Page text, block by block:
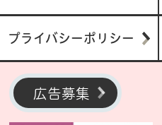
プライバシーポリシー
広告募集